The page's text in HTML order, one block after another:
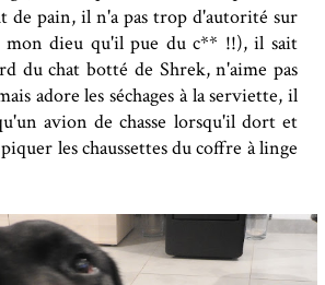
de pain, il n'a pas trop d'autorité sur
mon dieu qu'il pue du c** !!), il sait
du chat botté de Shrek, n'aime pas
adore les séchages à la serviette, il
avion de chasse lorsqu'il dort et
les chaussettes du coffre à linge